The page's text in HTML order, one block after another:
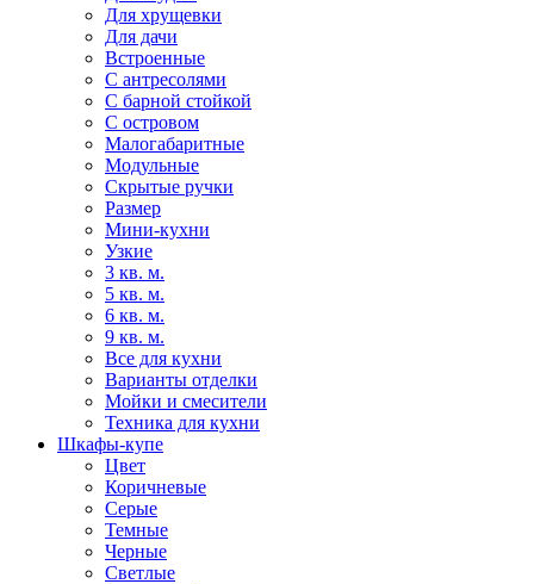
Для хрущевки
Для дачи
Встроенные
С антресолями
С барной стойкой
С островом
Малогабаритные
Модульные
Скрытые ручки
Размер
Мини-кухни
Узкие
3 кв. м.
5 кв. м.
6 кв. м.
9 кв. м.
Все для кухни
Варианты отделки
Мойки и смесители
Техника для кухни
Шкафы-купе
Цвет
Коричневые
Серые
Темные
Черные
Светлые